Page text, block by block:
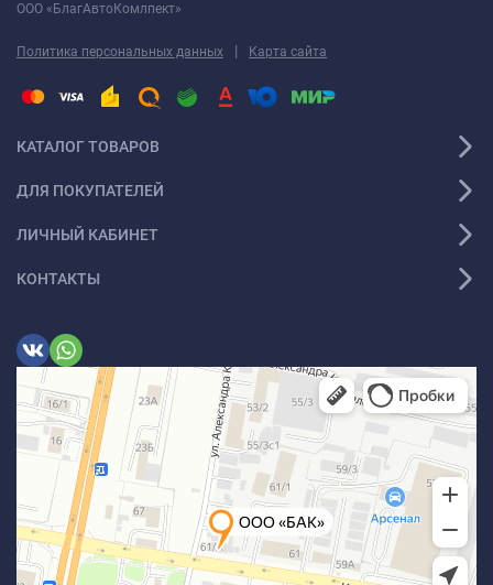
ООО «БлагАвтоКомлпект»
Политика персональных данных | Карта сайта
КАТАЛОГ ТОВАРОВ
ДЛЯ ПОКУПАТЕЛЕЙ
ЛИЧНЫЙ КАБИНЕТ
КОНТАКТЫ